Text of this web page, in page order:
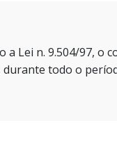
a Lei n. 9.504/97, o
todo o